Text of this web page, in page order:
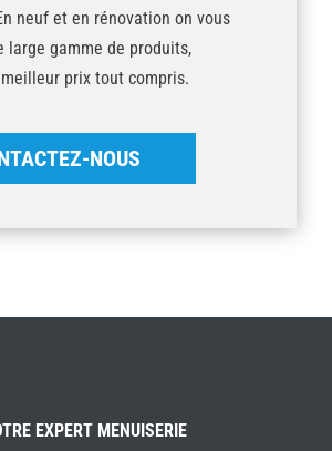
neuf et en rénovation on vous
large gamme de produits,
prix tout compris.
NOUS
EXPERT MENUISERIE